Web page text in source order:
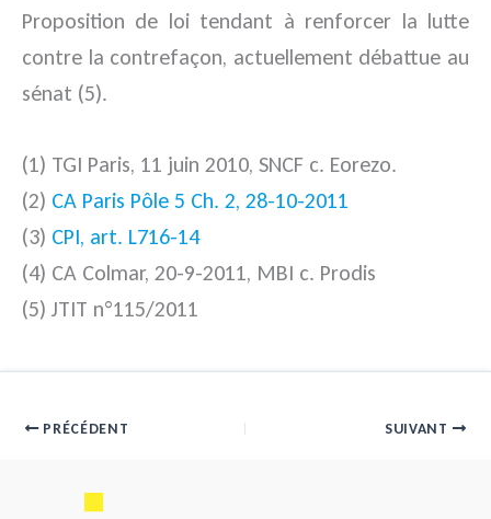
Proposition de loi tendant à renforcer la lutte
contre la contrefaçon, actuellement débattue au
sénat (5).
(1) TGI Paris, 11 juin 2010, SNCF c. Eorezo.
(2) CA Paris Pôle 5 Ch. 2, 28-10-2011
(3) CPI, art. L716-14
(4) CA Colmar, 20-9-2011, MBI c. Prodis
(5) JTIT n°115/2011
PRÉCÉDENT SUIVANT